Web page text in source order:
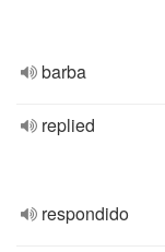
barba
replied
respondido